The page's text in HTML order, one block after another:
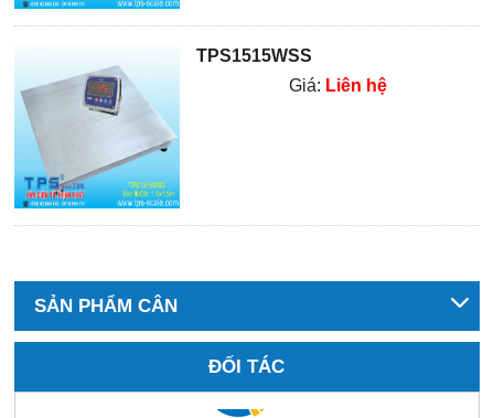
TPS1515WSS
Giá: Liên hệ
SẢN PHẨM CÂN
ĐỐI TÁC